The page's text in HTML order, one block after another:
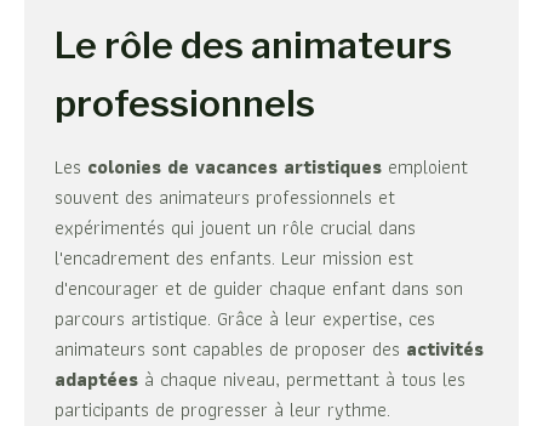
Le rôle des animateurs
professionnels
Les colonies de vacances artistiques emploient
souvent des animateurs professionnels et
expérimentés qui jouent un rôle crucial dans
l'encadrement des enfants. Leur mission est
d'encourager et de guider chaque enfant dans son
parcours artistique. Grâce à leur expertise, ces
animateurs sont capables de proposer des activités
adaptées à chaque niveau, permettant à tous les
participants de progresser à leur rythme.